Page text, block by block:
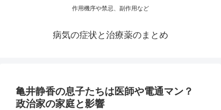
作用機序や禁忌、副作用など
病気の症状と治療薬のまとめ
亀井静香の息子たちは医師や電通マン？
政治家の家庭と影響